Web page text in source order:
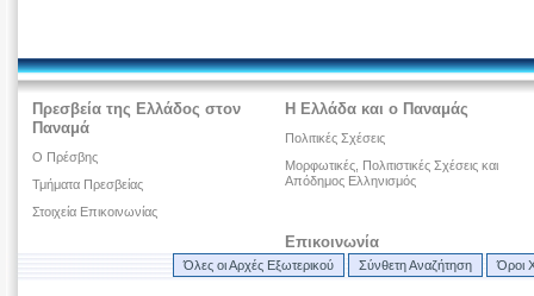
Πρεσβεία της Ελλάδος στον
Παναμά
Ο Πρέσβης
Τμήματα Πρεσβείας
Στοιχεία Επικοινωνίας
Η Ελλάδα και ο Παναμάς
Πολιτικές Σχέσεις
Μορφωτικές, Πολιτιστικές Σχέσεις και
Απόδημος Ελληνισμός
Επικοινωνία
Όλες οι Αρχές Εξωτερικού Σύνθετη Αναζήτηση Όροι